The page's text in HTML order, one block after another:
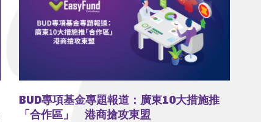
BUD專項基金專題報道：廣東10大措施推
「合作區」 港商搶攻東盟